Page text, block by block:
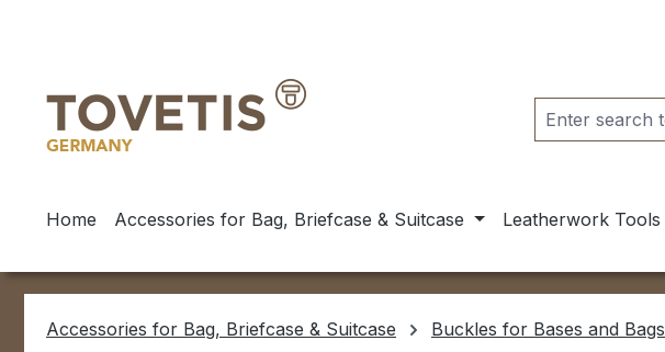
Home Accessories for Bag, Briefcase & Suitcase Leatherwork Tools
Accessories for Bag, Briefcase & Suitcase Buckles for Bases and Bags